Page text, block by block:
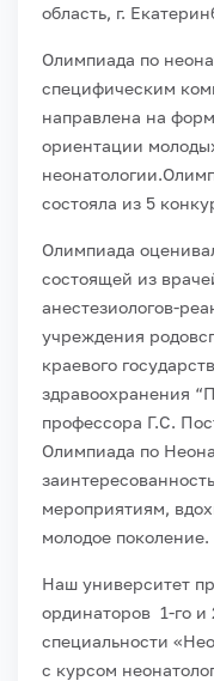
область, г.
Олимпиада по
специфическим
направлена на
ориентации
состояла из 5
Олимпиада
состоящей из
анестезиологов-
учреждения
краевого
здравоохранения
профессора Г.С.
Олимпиада по
мероприятиям,
молодое поколение.
Наш университет
ординаторов 1-го и
специальности
с курсом